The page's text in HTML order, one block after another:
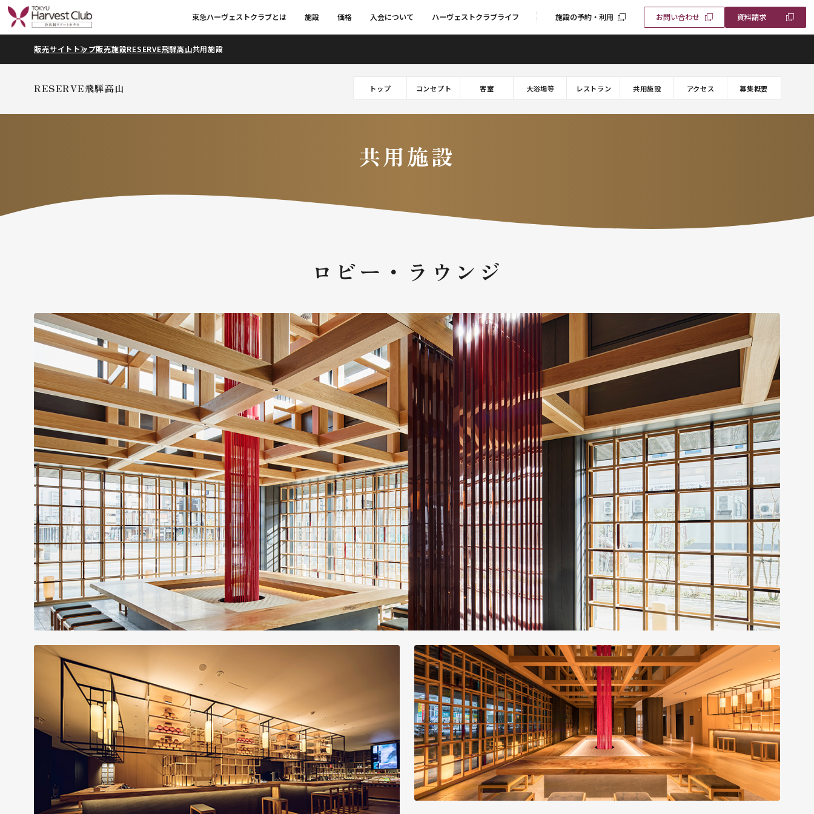
東急ハーヴェストクラブとは 施設 価格 入会について ハーヴェストクラブライフ 施設の予約・利用 お問い合わせ 資料請求
販売サイトトップ販売施設RESERVE飛騨高山共用施設
RESERVE飛騨高山 トップ コンセプト 客室 大浴場等 レストラン 共用施設 アクセス 募集概要
共用施設
ロビー・ラウンジ